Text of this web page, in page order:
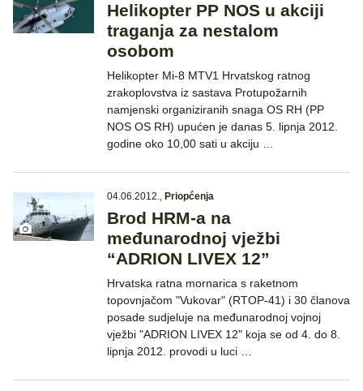
Helikopter PP NOS u akciji
traganja za nestalom
osobom
Helikopter Mi-8 MTV1 Hrvatskog ratnog
zrakoplovstva iz sastava Protupožarnih
namjenski organiziranih snaga OS RH (PP
NOS OS RH) upućen je danas 5. lipnja 2012.
godine oko 10,00 sati u akciju …
04.06.2012., Priopćenja
Brod HRM-a na
međunarodnoj vježbi
“ADRION LIVEX 12”
Hrvatska ratna mornarica s raketnom
topovnjačom "Vukovar" (RTOP-41) i 30 članova
posade sudjeluje na međunarodnoj vojnoj
vježbi "ADRION LIVEX 12" koja se od 4. do 8.
lipnja 2012. provodi u luci …